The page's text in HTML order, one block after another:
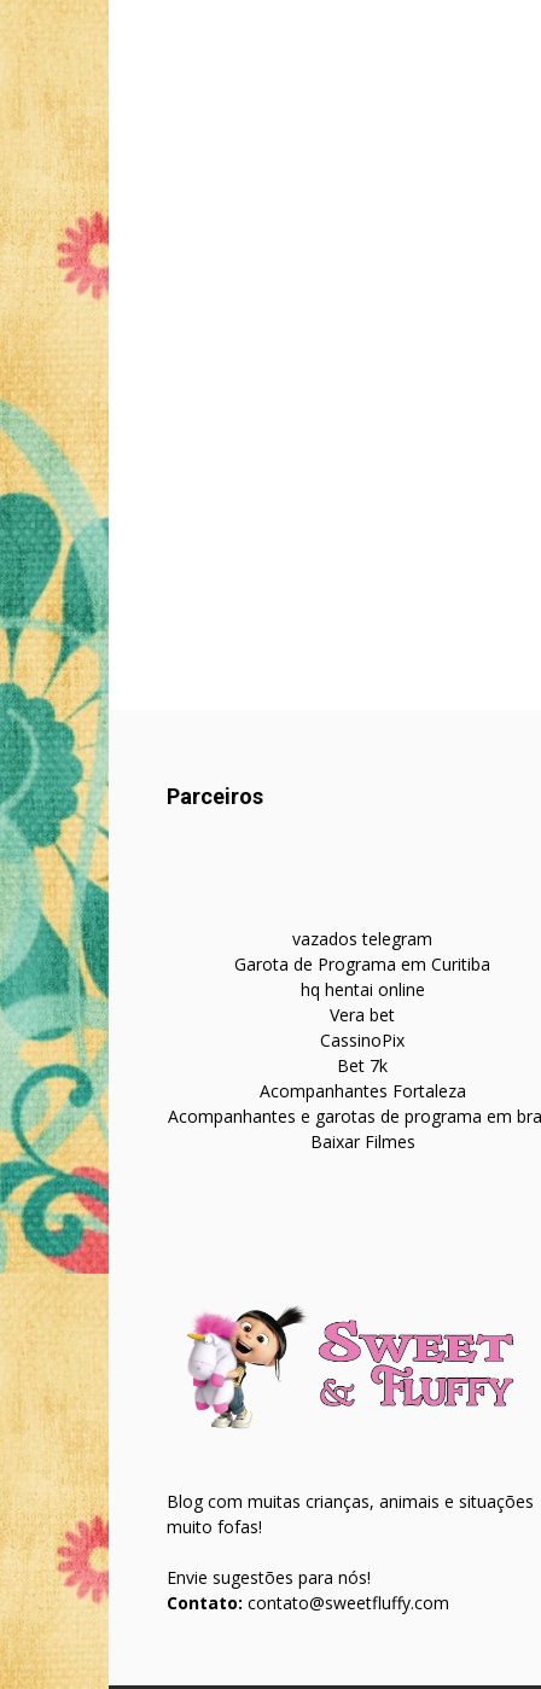
Parceiros
vazados telegram
Garota de Programa em Curitiba
hq hentai online
Vera bet
CassinoPix
Bet 7k
Acompanhantes Fortaleza
Acompanhantes e garotas de programa em
Baixar Filmes
Blog com muitas crianças, animais e situações
muito fofas!
Envie sugestões para nós!
Contato: contato@sweetfluffy.com